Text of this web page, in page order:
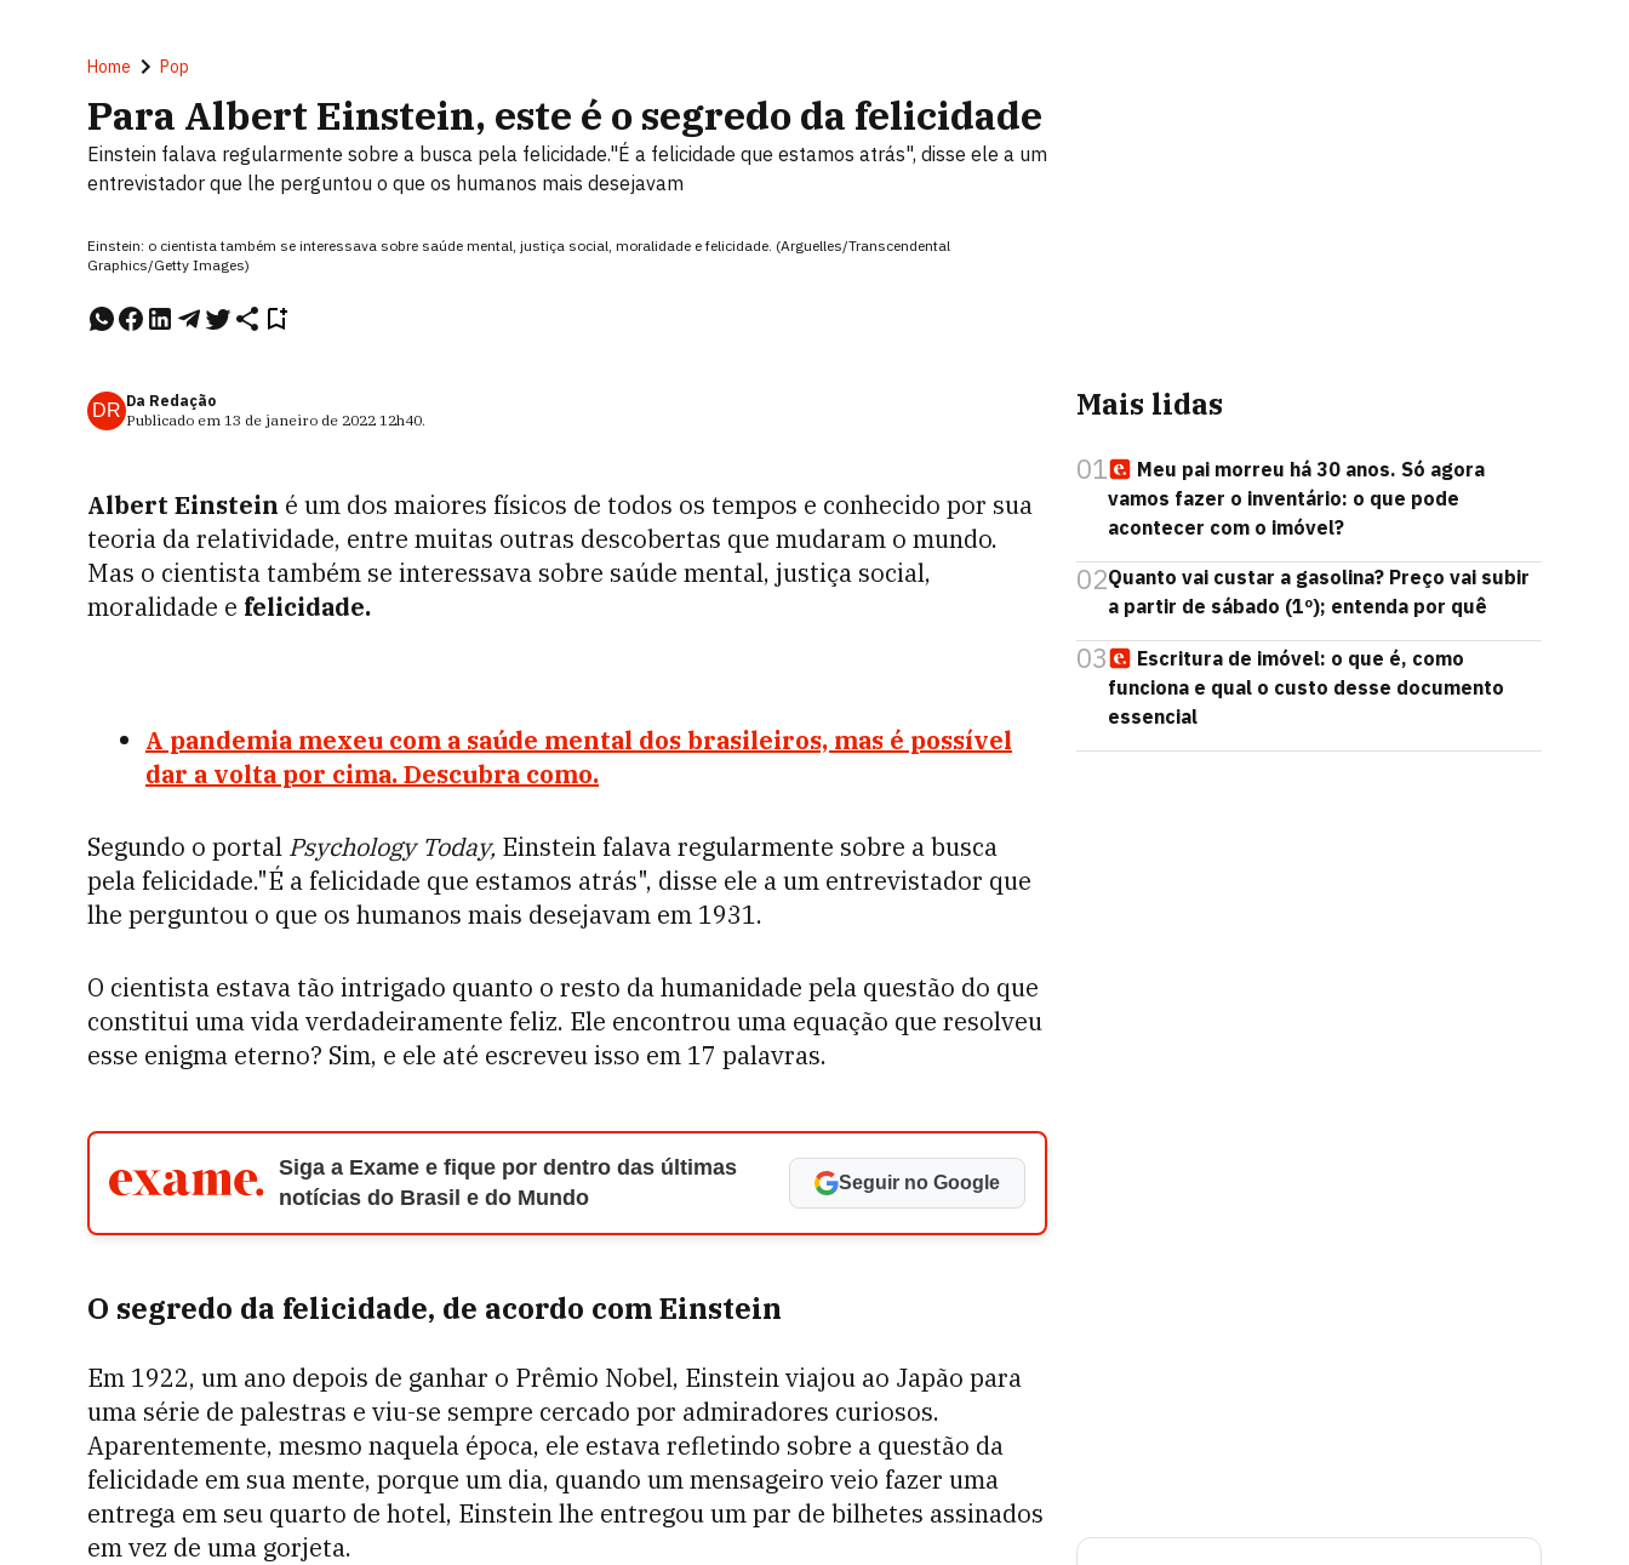
Home Pop
Para Albert Einstein, este é o segredo da felicidade
Einstein falava regularmente sobre a busca pela felicidade."É a felicidade que estamos atrás", disse ele a um
entrevistador que lhe perguntou o que os humanos mais desejavam
Einstein: o cientista também se interessava sobre saúde mental, justiça social, moralidade e felicidade. (Arguelles/Transcendental
Graphics/Getty Images)
DR Da Redação
Publicado em 13 de janeiro de 2022 12h40.
Albert Einstein é um dos maiores físicos de todos os tempos e conhecido por sua
teoria da relatividade, entre muitas outras descobertas que mudaram o mundo.
Mas o cientista também se interessava sobre saúde mental, justiça social,
moralidade e felicidade.
A pandemia mexeu com a saúde mental dos brasileiros, mas é possível
dar a volta por cima. Descubra como.
Segundo o portal Psychology Today, Einstein falava regularmente sobre a busca
pela felicidade."É a felicidade que estamos atrás", disse ele a um entrevistador que
lhe perguntou o que os humanos mais desejavam em 1931.
O cientista estava tão intrigado quanto o resto da humanidade pela questão do que
constitui uma vida verdadeiramente feliz. Ele encontrou uma equação que resolveu
esse enigma eterno? Sim, e ele até escreveu isso em 17 palavras.
Siga a Exame e fique por dentro das últimas
notícias do Brasil e do Mundo
Seguir no Google
O segredo da felicidade, de acordo com Einstein
Em 1922, um ano depois de ganhar o Prêmio Nobel, Einstein viajou ao Japão para
uma série de palestras e viu-se sempre cercado por admiradores curiosos.
Aparentemente, mesmo naquela época, ele estava refletindo sobre a questão da
felicidade em sua mente, porque um dia, quando um mensageiro veio fazer uma
entrega em seu quarto de hotel, Einstein lhe entregou um par de bilhetes assinados
em vez de uma gorjeta.
Mais lidas
01
Meu pai morreu há 30 anos. Só agora
vamos fazer o inventário: o que pode
acontecer com o imóvel?
02Quanto vai custar a gasolina? Preço vai subir
a partir de sábado (1º); entenda por quê
03
Escritura de imóvel: o que é, como
funciona e qual o custo desse documento
essencial